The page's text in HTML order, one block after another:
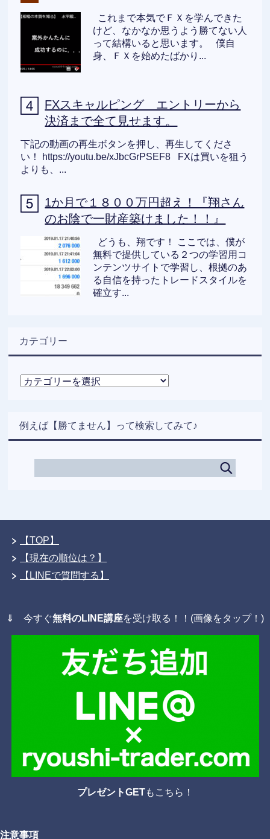
これまで本気でＦＸを学んできた
けど、なかなか思うよう勝てない人
って結構いると思います。 僕自
身、ＦＸを始めたばかり...
FXスキャルピング エントリーから
決済まで全て見せます。
下記の動画の再生ボタンを押し、再生してくださ
い！ https://youtu.be/xJbcGrPSEF8 FXは買いを狙う
よりも、...
1か月で１８００万円超え！『翔さん
のお陰で一財産築けました！！』
どうも、翔です！ ここでは、僕が
無料で提供している２つの学習用コ
ンテンツサイトで学習し、根拠のあ
る自信を持ったトレードスタイルを
確立す...
カテゴリー
カ
ー
例えば【勝てません】って検索してみて♪
【TOP】
【現在の順位は？】
【LINEで質問する】
⇓ 今すぐ無料のLINE講座を受け取る！！(画像をタップ！)
プレゼントGETもこちら！
注意事項